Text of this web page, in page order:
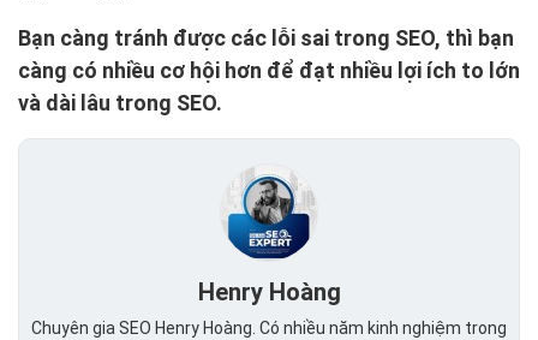
Bạn càng tránh được các lỗi sai trong SEO, thì bạn
càng có nhiều cơ hội hơn để đạt nhiều lợi ích to lớn
và dài lâu trong SEO.
Henry Hoàng
Chuyên gia SEO Henry Hoàng. Có nhiều năm kinh nghiệm trong